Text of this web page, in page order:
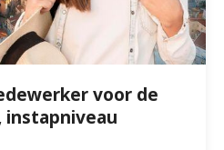
voor de
instapniveau